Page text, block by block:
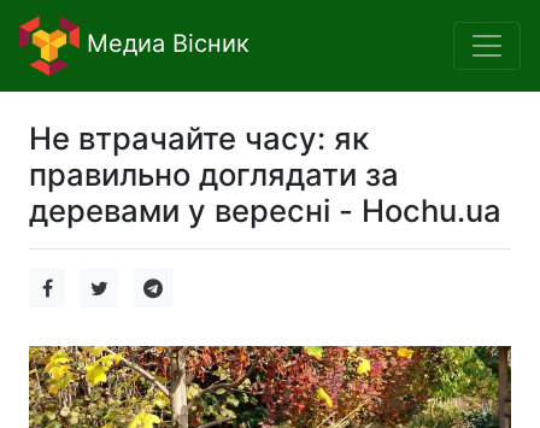
Медиа Вісник
Не втрачайте часу: як
правильно доглядати за
деревами у вересні - Hochu.ua